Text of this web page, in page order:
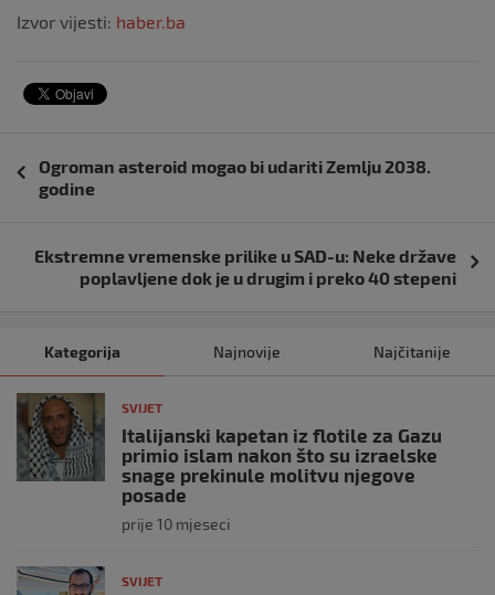
Izvor vijesti: haber.ba
objava
Ogroman asteroid mogao bi udariti Zemlju 2038.
godine
Ekstremne vremenske prilike u SAD-u: Neke države
poplavljene dok je u drugim i preko 40 stepeni
Kategorija Najnovije Najčitanije
SVIJET
Italijanski kapetan iz flotile za Gazu
primio islam nakon što su izraelske
snage prekinule molitvu njegove
posade
prije 10 mjeseci
SVIJET